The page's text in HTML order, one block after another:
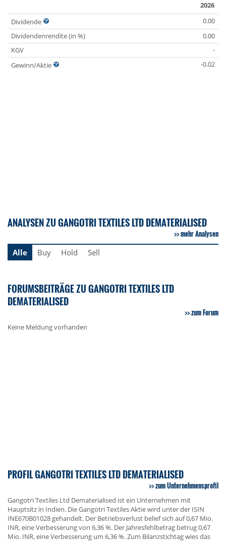
2026
Dividende
0.00
Dividendenrendite (in %)
0.00
KGV
-
Gewinn/Aktie
-0.02
ANALYSEN ZU GANGOTRI TEXTILES LTD DEMATERIALISED
mehr Analysen
Alle
Buy Hold Sell
FORUMSBEITRÄGE ZU GANGOTRI TEXTILES LTD
DEMATERIALISED
zum Forum
Keine Meldung vorhanden
PROFIL GANGOTRI TEXTILES LTD DEMATERIALISED
zum Unternehmensprofil
Gangotri Textiles Ltd Dematerialised ist ein Unternehmen mit
Hauptsitz in Indien. Die Gangotri Textiles Aktie wird unter der ISIN
INE670B01028 gehandelt. Der Betriebsverlust belief sich auf 0,67 Mio.
INR, eine Verbesserung von 6,36 %. Der Jahresfehlbetrag betrug 0,67
Mio. INR, eine Verbesserung um 6,36 %. Zum Bilanzstichtag wies das